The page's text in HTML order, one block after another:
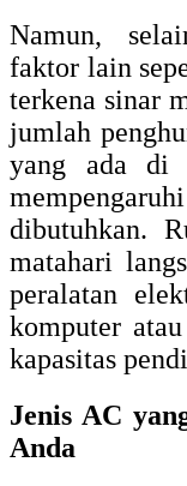
Namun,
faktor lain
terkena sinar
jumlah
yang ada di
dibutuhkan.
matahari
peralatan
komputer
kapasitas
Jenis AC
Anda